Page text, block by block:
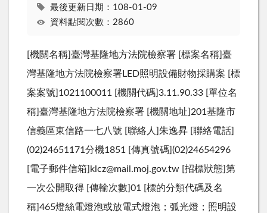
最後更新日期：108-01-09
資料點閱次數：2860
[機關名稱]臺灣基隆地方法院檢察署 [標案名稱]臺
灣基隆地方法院檢察署LED照明設備財物採購案 [標
案案號]1021100011 [機關代碼]3.11.90.33 [單位名
稱]臺灣基隆地方法院檢察署 [機關地址]201基隆市
信義區東信路一七八號 [聯絡人]朱逸昇 [聯絡電話]
(02)24651171分機1851 [傳真號碼](02)24654296
[電子郵件信箱]klcz@mail.moj.gov.tw [招標狀態]第
一次公開取得 [傳輸次數]01 [標的分類代碼及名
稱]465燈絲電燈泡或放電式燈泡；弧光燈；照明設